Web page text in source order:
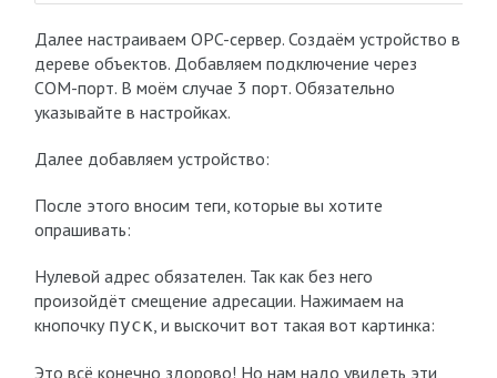
Далее настраиваем OPC-сервер. Создаём устройство в
дереве объектов. Добавляем подключение через
COM-порт. В моём случае 3 порт. Обязательно
указывайте в настройках.
Далее добавляем устройство:
После этого вносим теги, которые вы хотите
опрашивать:
Нулевой адрес обязателен. Так как без него
произойдёт смещение адресации. Нажимаем на
кнопочку пуск, и выскочит вот такая вот картинка:
Это всё конечно здорово! Но нам надо увидеть эти